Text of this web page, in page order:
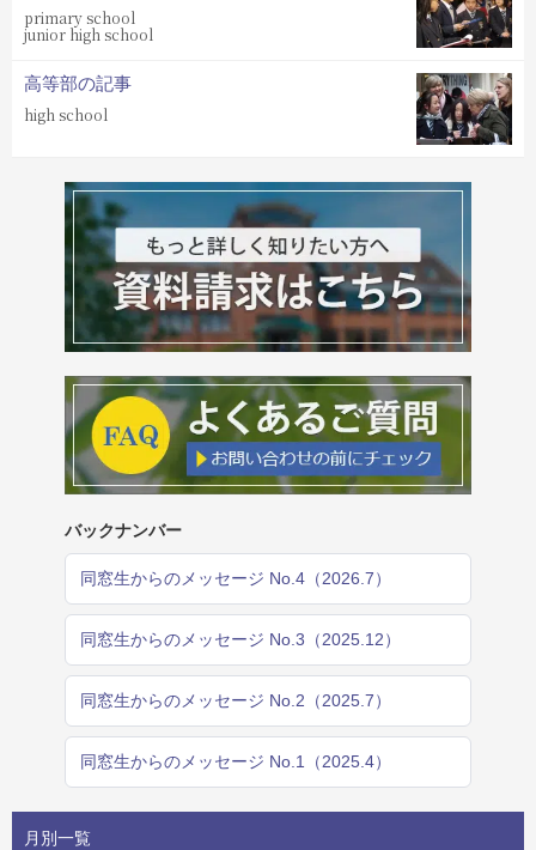
primary school
junior high school
高等部の記事
high school
バックナンバー
同窓生からのメッセージ No.4（2026.7）
同窓生からのメッセージ No.3（2025.12）
同窓生からのメッセージ No.2（2025.7）
同窓生からのメッセージ No.1（2025.4）
月別一覧